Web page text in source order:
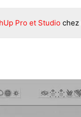
Pro et Studio chez